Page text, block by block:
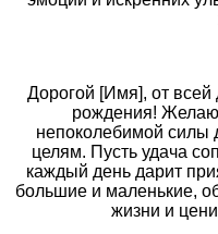
Дорогой [Имя], от
рождения! Желаю
непоколебимой силы
целям. Пусть удача
каждый день дарит
большие и маленькие,
жизни и